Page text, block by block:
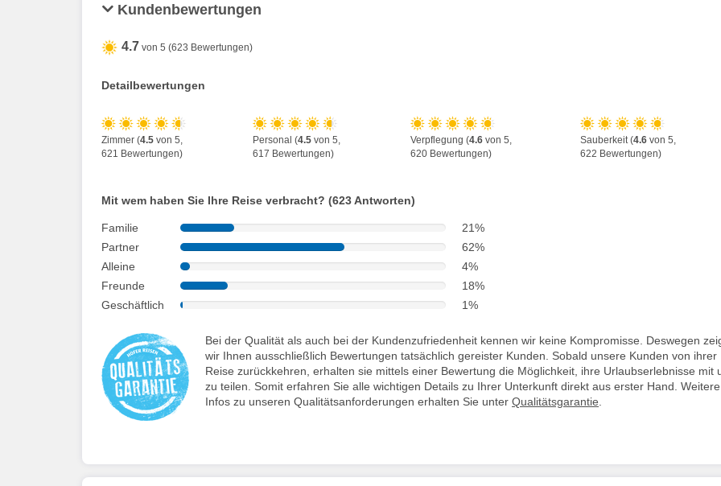
Kundenbewertungen
4.7 von 5 (623 Bewertungen)
Detailbewertungen
Zimmer (4.5 von 5,
621 Bewertungen)
Personal (4.5 von 5,
617 Bewertungen)
Verpflegung (4.6von 5,
620 Bewertungen)
Sauberkeit (4.6von 5,
622 Bewertungen)
Mit wem haben Sie Ihre Reise verbracht? (623 Antworten)
Familie
21%
Partner
62%
Alleine
4%
Freunde
18%
Geschäftlich
1%
Bei der Qualität als auch bei der Kundenzufriedenheit kennen wir keine Kompromisse. Deswegen
wir Ihnen ausschließlich Bewertungen tatsächlich gereister Kunden. Sobald unsere Kunden von ihrer
Reise zurückkehren, erhalten sie mittels einer Bewertung die Möglichkeit, ihre Urlaubserlebnisse mit
zu teilen. Somit erfahren Sie alle wichtigen Details zu Ihrer Unterkunft direkt aus erster Hand. Weitere
Infos zu unseren Qualitätsanforderungen erhalten Sie unter Qualitätsgarantie